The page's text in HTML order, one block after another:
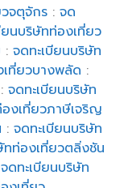
จตุจักร :จด
ยนบริษัทท่องเที่ยว
:จดทะเบียนบริษัท
เที่ยวบางพลัด :
:จดทะเบียนบริษัท
งเที่ยวภาษีเจริญ
:จดทะเบียนบริษัท
ทท่องเที่ยวตลิ่งชัน
จดทะเบียนบริษัท